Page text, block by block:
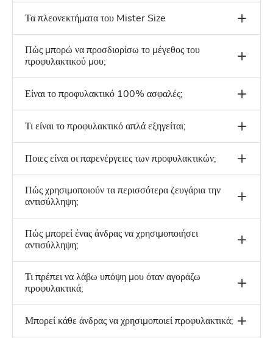
Τα πλεονεκτήματα του Mister Size
Πώς μπορώ να προσδιορίσω το μέγεθος του
προφυλακτικού μου;
Είναι το προφυλακτικό 100% ασφαλές;
Τι είναι το προφυλακτικό απλά εξηγείται;
Ποιες είναι οι παρενέργειες των προφυλακτικών;
Πώς χρησιμοποιούν τα περισσότερα ζευγάρια την
αντισύλληψη;
Πώς μπορεί ένας άνδρας να χρησιμοποιήσει
αντισύλληψη;
Τι πρέπει να λάβω υπόψη μου όταν αγοράζω
προφυλακτικά;
Μπορεί κάθε άνδρας να χρησιμοποιεί προφυλακτικά;